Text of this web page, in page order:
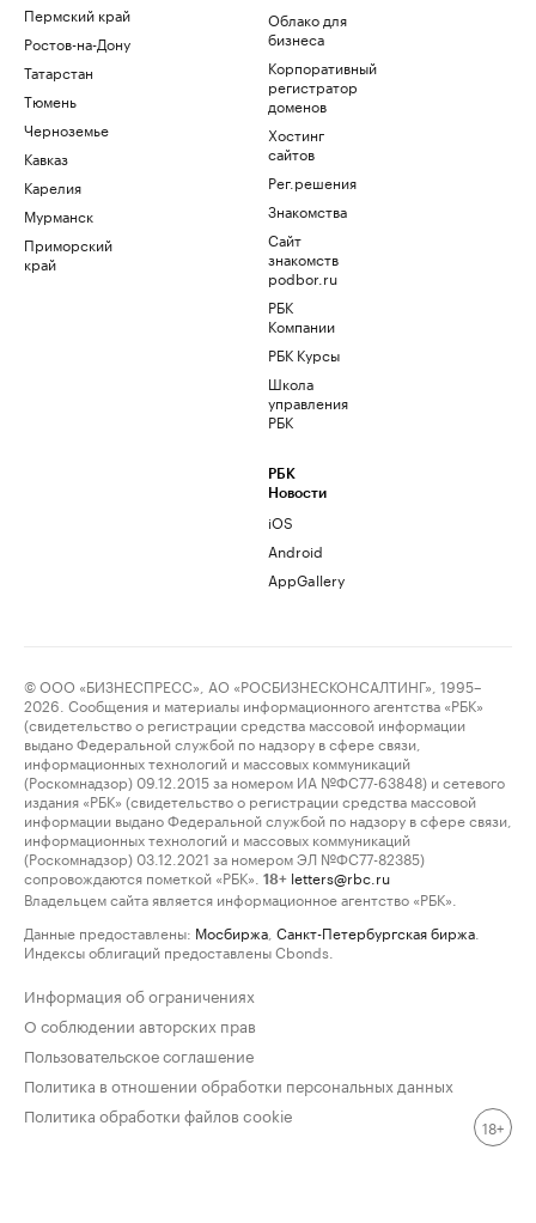
Пермский край
Ростов-на-Дону
Татарстан
Тюмень
Черноземье
Кавказ
Карелия
Мурманск
Приморский
край
Облако для
бизнеса
Корпоративный
регистратор
доменов
Хостинг
сайтов
Рег.решения
Знакомства
Сайт
знакомств
podbor.ru
РБК
Компании
РБК Курсы
Школа
управления
РБК
РБК
Новости
iOS
Android
AppGallery
© ООО «БИЗНЕСПРЕСС», АО «РОСБИЗНЕСКОНСАЛТИНГ», 1995–
2026. Сообщения и материалы информационного агентства «РБК»
(свидетельство о регистрации средства массовой информации
выдано Федеральной службой по надзору в сфере связи,
информационных технологий и массовых коммуникаций
(Роскомнадзор) 09.12.2015 за номером ИА №ФС77-63848) и сетевого
издания «РБК» (свидетельство о регистрации средства массовой
информации выдано Федеральной службой по надзору в сфере связи,
информационных технологий и массовых коммуникаций
(Роскомнадзор) 03.12.2021 за номером ЭЛ №ФС77-82385)
сопровождаются пометкой «РБК».
18+ letters@rbc.ru
Владельцем сайта является информационное агентство «РБК».
Данные предоставлены: Мосбиржа Санкт-Петербургская биржа
Индексы облигаций предоставлены Cbonds.
Информация об ограничениях
О соблюдении авторских прав
Пользовательское соглашение
Политика в отношении обработки персональных данных
Политика обработки файлов cookie
18+